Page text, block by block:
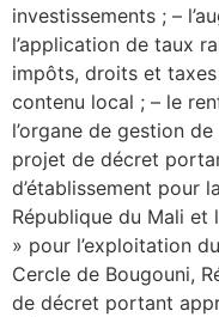
investissements ; –
l’application de taux
impôts, droits et
contenu local ; – le
l’organe de gestion
projet de décret
d’établissement pour
République du Mali et
» pour l’exploitation
Cercle de Bougouni,
de décret portant